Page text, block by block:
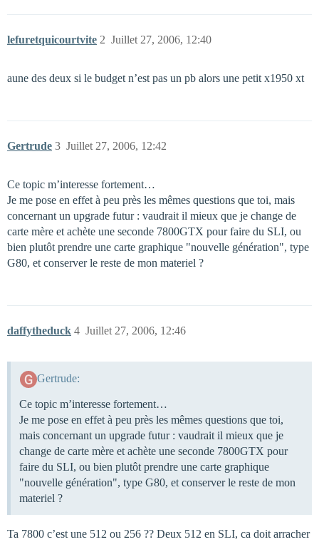
lefuretquicourtvite Juillet 27, 2006, 12:40
2
aune des deux si le budget n’est pas un pb alors une petit x1950 xt
Gertrude Juillet 27, 2006, 12:42
3
Ce topic m’interesse fortement…
Je me pose en effet à peu près les mêmes questions que toi, mais
concernant un upgrade futur : vaudrait il mieux que je change de
carte mère et achète une seconde 7800GTX pour faire du SLI, ou
bien plutôt prendre une carte graphique "nouvelle génération", type
G80, et conserver le reste de mon materiel ?
daffytheduck Juillet 27, 2006, 12:46
4
Gertrude:
Ce topic m’interesse fortement…
Je me pose en effet à peu près les mêmes questions que toi,
mais concernant un upgrade futur : vaudrait il mieux que je
change de carte mère et achète une seconde 7800GTX pour
faire du SLI, ou bien plutôt prendre une carte graphique
"nouvelle génération", type G80, et conserver le reste de mon
materiel ?
Ta 7800 c’est une 512 ou 256 ?? Deux 512 en SLI, ca doit arracher